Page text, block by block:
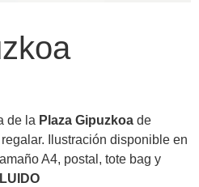
de la Plaza Gipuzkoa de
Ilustración disponible en
A4, postal, tote bag y